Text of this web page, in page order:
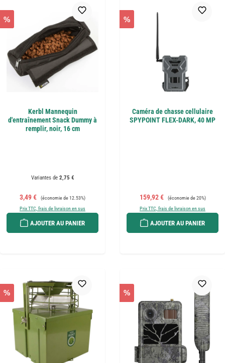
%
Kerbl Mannequin
d'entraînement Snack Dummy à
remplir, noir, 16 cm
Variantes de2,75 €
Prix de vente :
3,49 € Prix régulier :
(économie de 12.53%)
Prix TTC, frais de livraison en sus
AJOUTER AU PANIER
%
Caméra de chasse cellulaire
SPYPOINT FLEX-DARK, 40 MP
Prix de vente :
159,92 € Prix régulier :
(économie de 20%)
Prix TTC, frais de livraison en sus
AJOUTER AU PANIER
% %